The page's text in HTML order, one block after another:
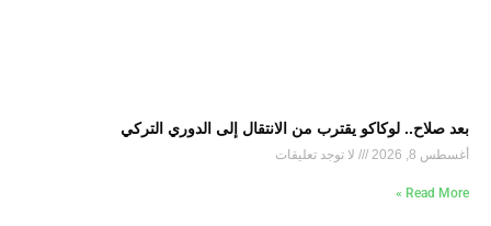
بعد صلاح.. لوكاكو يقترب من الانتقال إلى الدوري التركي
أغسطس 8, 2026 لا توجد تعليقات
Read More »